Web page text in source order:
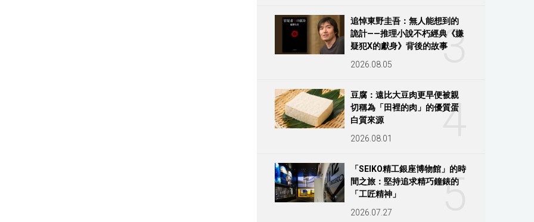
3
追悼東野圭吾：無人能想到的
詭計——推理小說不朽經典《嫌
疑犯X的獻身》背後的故事
2026.08.05
4
豆腐：遠比大豆肉更早便被親
切稱為「田裡的肉」的優質蛋
白質來源
2026.08.01
5
「SEIKO精工銀座博物館」的時
間之旅：堅持追求精巧鐘錶的
「工匠精神」
2026.07.27